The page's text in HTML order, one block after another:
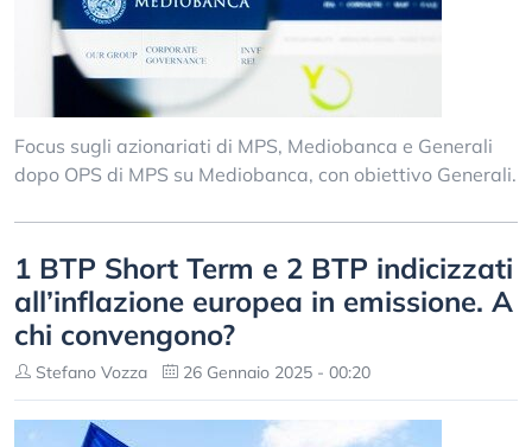
Focus sugli azionariati di MPS, Mediobanca e Generali
dopo OPS di MPS su Mediobanca, con obiettivo Generali.
1 BTP Short Term e 2 BTP indicizzati
all’inflazione europea in emissione. A
chi convengono?
Stefano Vozza 26 Gennaio 2025 - 00:20